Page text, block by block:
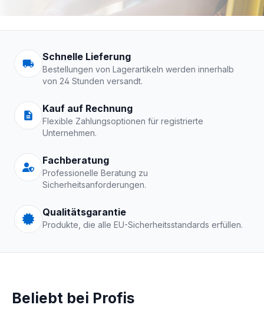
Arbeitskleidung |
Schnelle Lieferung
Bestellungen von Lagerartikeln werden innerhalb
von 24 Stunden versandt.
Kauf auf Rechnung
Flexible Zahlungsoptionen für registrierte
Unternehmen.
Fachberatung
Professionelle Beratung zu
Sicherheitsanforderungen.
Qualitätsgarantie
Produkte, die alle EU-Sicherheitsstandards erfüllen.
Beliebt bei Profis